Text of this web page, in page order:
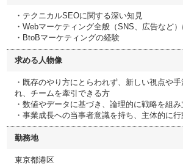
・テクニカルSEOに関する深い知見
・Webマーケティング全般（SNS、広告など
・BtoBマーケティングの経験
求める人物像
・既存のやり方にとらわれず、新しい視点や
れ、チームを牽引できる方
・数値やデータに基づき、論理的に戦略を組
・事業成長への当事者意識を持ち、主体的に
勤務地
東京都港区